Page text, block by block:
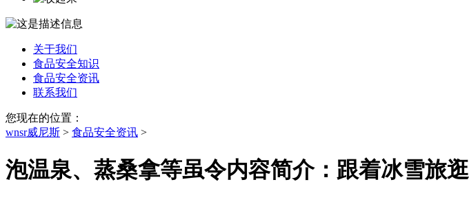
关于我们
食品安全知识
食品安全资讯
联系我们
您现在的位置：
wnsr威尼斯 > 食品安全资讯 >
泡温泉、蒸桑拿等虽令内容简介：跟着冰雪旅逛